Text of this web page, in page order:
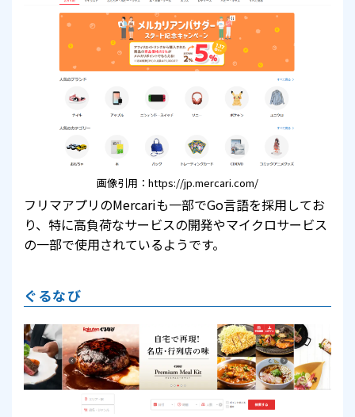
画像引用：https://jp.mercari.com/
フリマアプリのMercariも一部でGo言語を採用してお
り、特に高負荷なサービスの開発やマイクロサービス
の一部で使用されているようです。
ぐるなび